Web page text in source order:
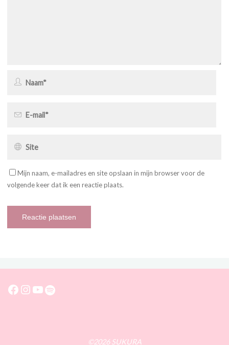
Mijn naam, e-mailadres en site opslaan in mijn browser voor de
volgende keer dat ik een reactie plaats.
Facebook
Instagram
YouTube
Spotify
©2026 SUKURA